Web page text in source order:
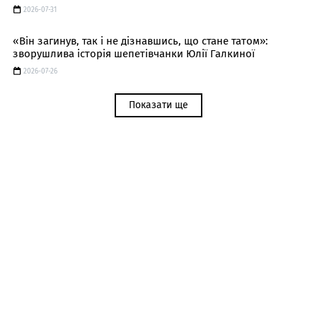
2026-07-31
«Він загинув, так і не дізнавшись, що стане татом»:
зворушлива історія шепетівчанки Юлії Галкиної
2026-07-26
Показати ще